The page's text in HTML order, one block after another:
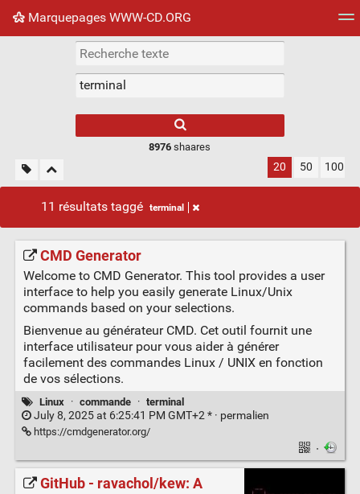
Marquepages WWW-CD.ORG
Nuage de tags Mur d'images
8976 shaares
20 50 100
11 résultats taggé terminal
CMD Generator
Welcome to CMD Generator. This tool provides a user
interface to help you easily generate Linux/Unix
commands based on your selections.
Bienvenue au générateur CMD. Cet outil fournit une
interface utilisateur pour vous aider à générer
facilement des commandes Linux / UNIX en fonction
de vos sélections.
Linux · commande · terminal
July 8, 2025 at 6:25:41 PM GMT+2 * · permalien
https://cmdgenerator.org/
·
GitHub - ravachol/kew: A